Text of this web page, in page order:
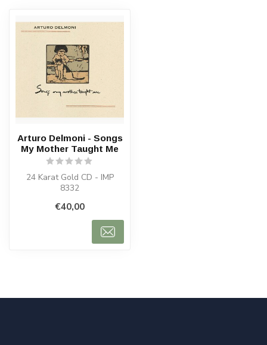
Arturo Delmoni - Songs
My Mother Taught Me
24 Karat Gold CD - IMP
8332
€40,00